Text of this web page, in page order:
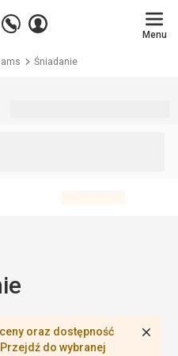
Zadzwoń
+48 71 771 76 55
Zaloguj
Menu
Śniadanie
oraz dostępność
do wybranej